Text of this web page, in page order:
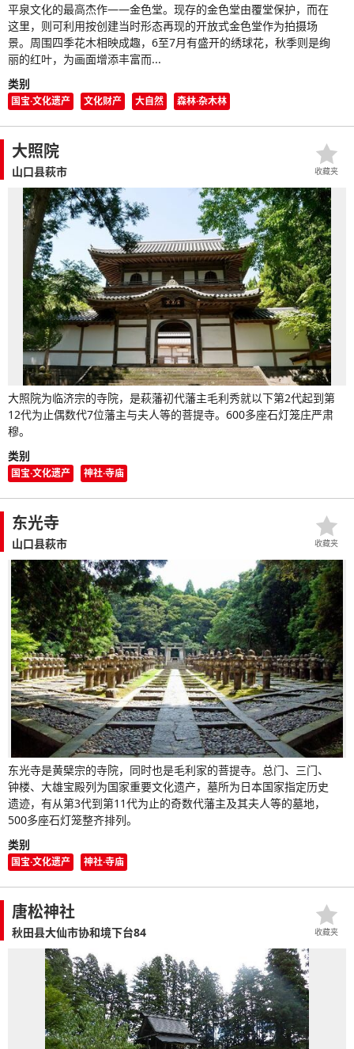
平泉文化的最高杰作——金色堂。现存的金色堂由覆堂保护，而在
这里，则可利用按创建当时形态再现的开放式金色堂作为拍摄场
景。周围四季花木相映成趣，6至7月有盛开的绣球花，秋季则是绚
丽的红叶，为画面增添丰富而...
类别
国宝·文化遗产 文化财产 大自然 森林·杂木林
大照院
山口县萩市
大照院为临济宗的寺院，是萩藩初代藩主毛利秀就以下第2代起到第
12代为止偶数代7位藩主与夫人等的菩提寺。600多座石灯笼庄严肃
穆。
类别
国宝·文化遗产 神社·寺庙
收藏夹
东光寺
山口县萩市
东光寺是黄檗宗的寺院，同时也是毛利家的菩提寺。总门、三门、
钟楼、大雄宝殿列为国家重要文化遗产，墓所为日本国家指定历史
遗迹，有从第3代到第11代为止的奇数代藩主及其夫人等的墓地，
500多座石灯笼整齐排列。
类别
国宝·文化遗产 神社·寺庙
收藏夹
唐松神社
秋田县大仙市协和境下台84 收藏夹